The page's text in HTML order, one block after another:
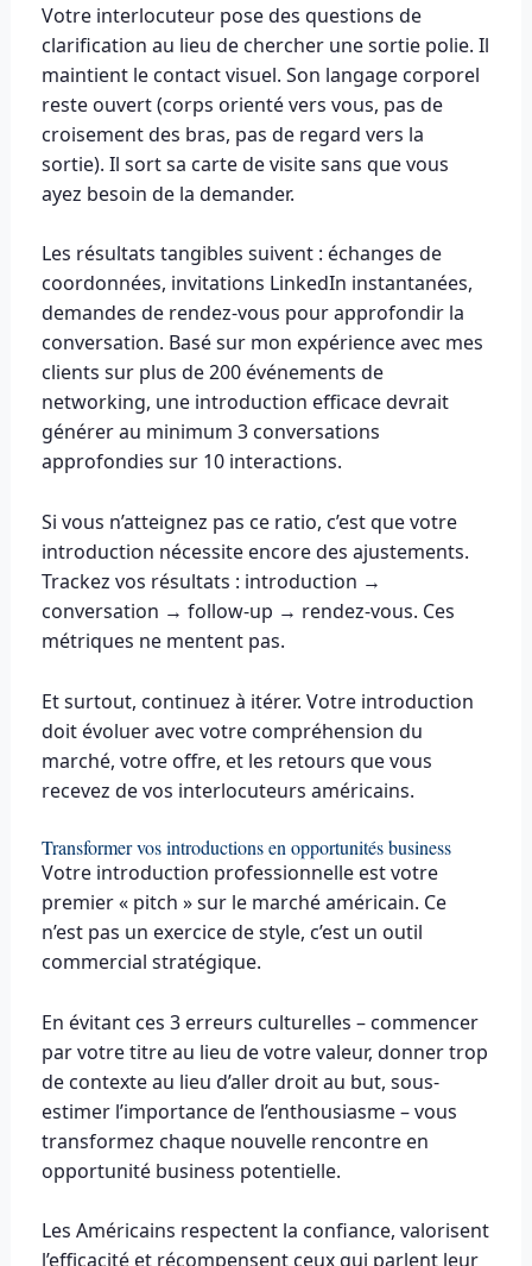
Votre interlocuteur pose des questions de
clarification au lieu de chercher une sortie polie. Il
maintient le contact visuel. Son langage corporel
reste ouvert (corps orienté vers vous, pas de
croisement des bras, pas de regard vers la
sortie). Il sort sa carte de visite sans que vous
ayez besoin de la demander.
Les résultats tangibles suivent : échanges de
coordonnées, invitations LinkedIn instantanées,
demandes de rendez-vous pour approfondir la
conversation. Basé sur mon expérience avec mes
clients sur plus de 200 événements de
networking, une introduction efficace devrait
générer au minimum 3 conversations
approfondies sur 10 interactions.
Si vous n’atteignez pas ce ratio, c’est que votre
introduction nécessite encore des ajustements.
Trackez vos résultats : introduction →
conversation → follow-up → rendez-vous. Ces
métriques ne mentent pas.
Et surtout, continuez à itérer. Votre introduction
doit évoluer avec votre compréhension du
marché, votre offre, et les retours que vous
recevez de vos interlocuteurs américains.
Transformer vos introductions en opportunités business
Votre introduction professionnelle est votre
premier « pitch » sur le marché américain. Ce
n’est pas un exercice de style, c’est un outil
commercial stratégique.
En évitant ces 3 erreurs culturelles – commencer
par votre titre au lieu de votre valeur, donner trop
de contexte au lieu d’aller droit au but, sous-
estimer l’importance de l’enthousiasme – vous
transformez chaque nouvelle rencontre en
opportunité business potentielle.
Les Américains respectent la confiance, valorisent
l’efficacité et récompensent ceux qui parlent leur